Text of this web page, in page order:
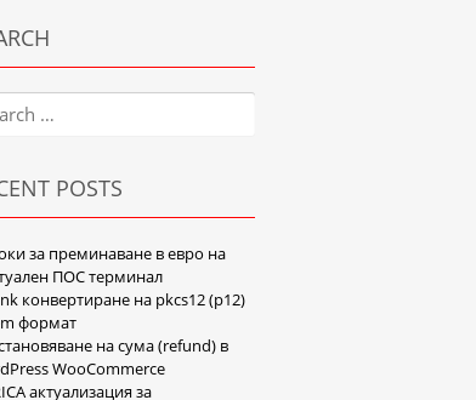
POSTS
за преминаване в евро на
ПОС терминал
конвертиране на pkcs12 (p12)
формат
на сума (refund) в
WooCommerce
актуализация за